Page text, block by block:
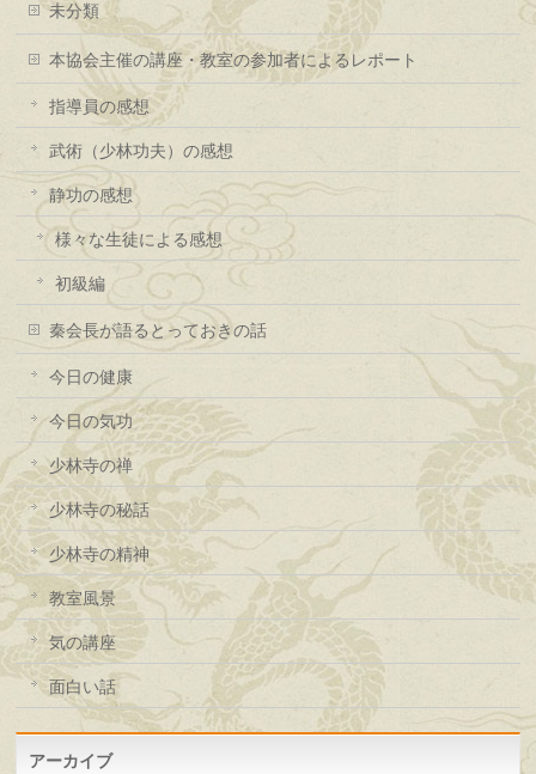
未分類
本協会主催の講座・教室の参加者によるレポート
指導員の感想
武術（少林功夫）の感想
静功の感想
様々な生徒による感想
初級編
秦会長が語るとっておきの話
今日の健康
今日の気功
少林寺の禅
少林寺の秘話
少林寺の精神
教室風景
気の講座
面白い話
アーカイブ